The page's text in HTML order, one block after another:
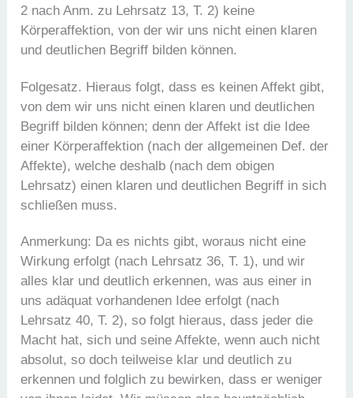
2 nach Anm. zu Lehrsatz 13, T. 2) keine
Körperaffektion, von der wir uns nicht einen klaren
und deutlichen Begriff bilden können.
Folgesatz. Hieraus folgt, dass es keinen Affekt gibt,
von dem wir uns nicht einen klaren und deutlichen
Begriff bilden können; denn der Affekt ist die Idee
einer Körperaffektion (nach der allgemeinen Def. der
Affekte), welche deshalb (nach dem obigen
Lehrsatz) einen klaren und deutlichen Begriff in sich
schließen muss.
Anmerkung: Da es nichts gibt, woraus nicht eine
Wirkung erfolgt (nach Lehrsatz 36, T. 1), und wir
alles klar und deutlich erkennen, was aus einer in
uns adäquat vorhandenen Idee erfolgt (nach
Lehrsatz 40, T. 2), so folgt hieraus, dass jeder die
Macht hat, sich und seine Affekte, wenn auch nicht
absolut, so doch teilweise klar und deutlich zu
erkennen und folglich zu bewirken, dass er weniger